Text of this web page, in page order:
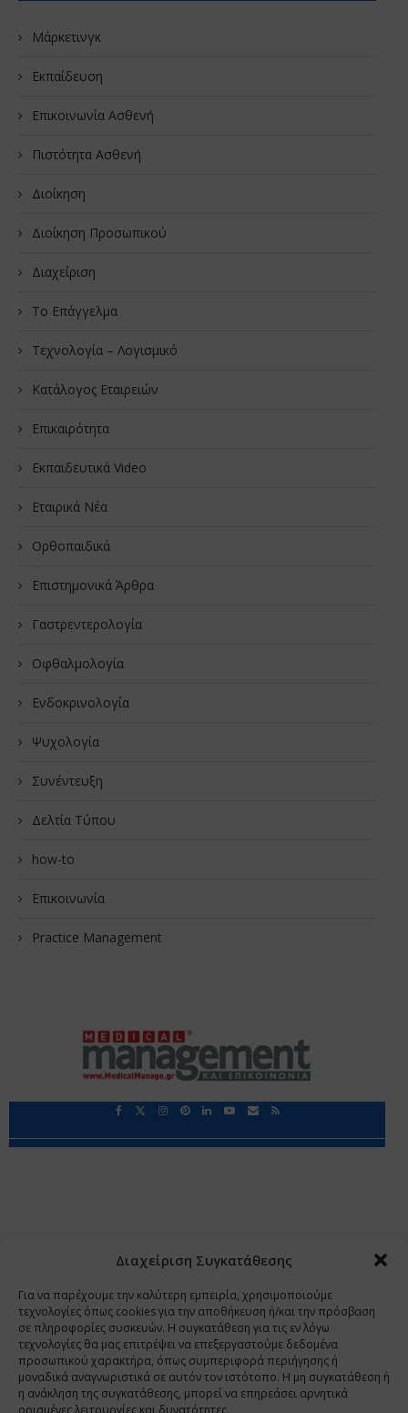
Διαχείριση Συγκατάθεσης
Για να παρέχουμε την καλύτερη εμπειρία, χρησιμοποιούμε
τεχνολογίες όπως cookies για την αποθήκευση ή/και την πρόσβαση
σε πληροφορίες συσκευών. Η συγκατάθεση για τις εν λόγω
τεχνολογίες θα μας επιτρέψει να επεξεργαστούμε δεδομένα
προσωπικού χαρακτήρα, όπως συμπεριφορά περιήγησης ή
μοναδικά αναγνωριστικά σε αυτόν τον ιστότοπο. Η μη συγκατάθεση ή
η ανάκληση της συγκατάθεσης, μπορεί να επηρεάσει αρνητικά
ορισμένες λειτουργίες και δυνατότητες.
Μάρκετινγκ
Εκπαίδευση
Επικοινωνία Ασθενή
Πιστότητα Ασθενή
Διοίκηση
Διοίκηση Προσωπικού
Διαχείριση
Το Επάγγελμα
Τεχνολογία – Λογισμικό
Κατάλογος Εταιρειών
Επικαιρότητα
Εκπαιδευτικά Video
Εταιρικά Νέα
Oρθοπαιδικά
Επιστημονικά Άρθρα
Γαστρεντερολογία
Οφθαλμολογία
Ενδοκρινολογία
Ψυχολογία
Συνέντευξη
Δελτία Τύπου
how-to
Επικοινωνία
Practice Management
Copyright 2009 - 2026 © Χαραμή Α.Ε.
www.PharmaManage.gr • www.HealthExpo.gr • www.YO.gr
•
www.GreekShares.com • www.eLearning-
PharmaManage.gr • www.Charami-SA.gr